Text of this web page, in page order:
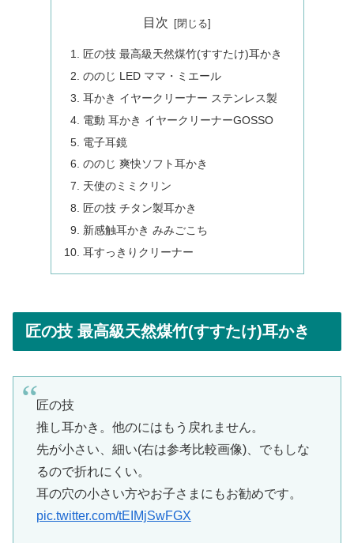
目次
匠の技 最高級天然煤竹(すすたけ)耳かき
ののじ LED ママ・ミエール
耳かき イヤークリーナー ステンレス製
電動 耳かき イヤークリーナーGOSSO
電子耳鏡
ののじ 爽快ソフト耳かき
天使のミミクリン
匠の技 チタン製耳かき
新感触耳かき みみごこち
耳すっきりクリーナー
匠の技 最高級天然煤竹(すすたけ)耳かき
匠の技
推し耳かき。他のにはもう戻れません。
先が小さい、細い(右は参考比較画像)、でもしな
るので折れにくい。
耳の穴の小さい方やお子さまにもお勧めです。
pic.twitter.com/tEIMjSwFGX